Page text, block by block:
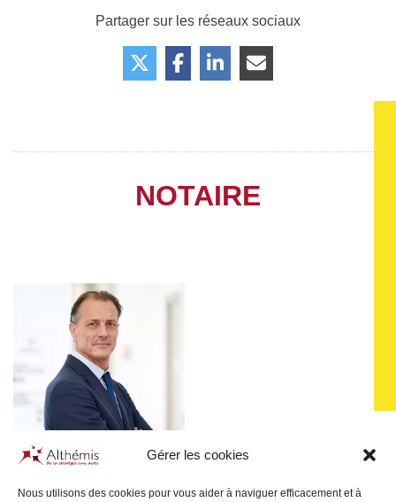
Gérer les cookies
Nous utilisons des cookies pour vous aider à naviguer efficacement et à
Partager sur les réseaux sociaux
NOTAIRE